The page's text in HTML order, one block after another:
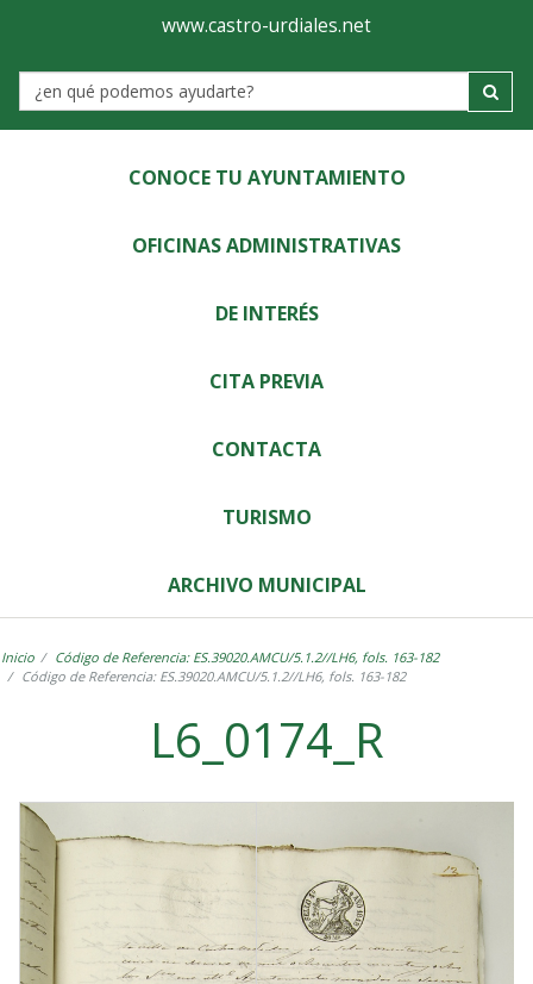
Ayuntamiento
de
Castro-
Urdiales
www.castro-urdiales.net
Label
CONOCE TU AYUNTAMIENTO
OFICINAS ADMINISTRATIVAS
DE INTERÉS
CITA PREVIA
CONTACTA
TURISMO
ARCHIVO MUNICIPAL
Inicio
Código de Referencia: ES.39020.AMCU/5.1.2//LH6, fols. 163-182
Código de Referencia: ES.39020.AMCU/5.1.2//LH6, fols. 163-182
L6_0174_R